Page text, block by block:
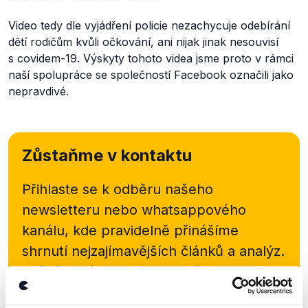
Video tedy dle vyjádření policie nezachycuje odebírání
dětí rodičům kvůli očkování, ani nijak jinak nesouvisí
s covidem-19. Výskyty tohoto videa jsme proto v rámci
naší spolupráce se společností Facebook označili jako
nepravdivé.
Zůstaňme v kontaktu
Přihlaste se k odběru našeho
newsletteru nebo whatsappového
kanálu, kde pravidelně přinášíme
shrnutí nejzajímavějších článků a analýz.
Začněte nás odebírat, a mějte tak
přehled o tom, jaké dezinformace a